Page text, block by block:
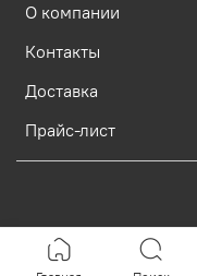
О компании
Контакты
Доставка
Прайс-лист